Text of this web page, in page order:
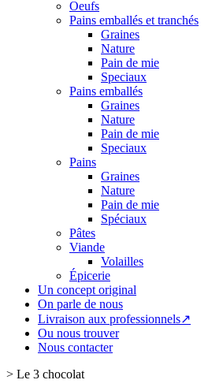
Oeufs
Pains emballés et tranchés
Graines
Nature
Pain de mie
Speciaux
Pains emballés
Graines
Nature
Pain de mie
Speciaux
Pains
Graines
Nature
Pain de mie
Spéciaux
Pâtes
Viande
Volailles
Épicerie
Un concept original
On parle de nous
Livraison aux professionnels↗
Ou nous trouver
Nous contacter
> Le 3 chocolat